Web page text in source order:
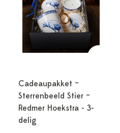
Cadeaupakket –
Sterrenbeeld Stier –
Redmer Hoekstra - 3-
delig